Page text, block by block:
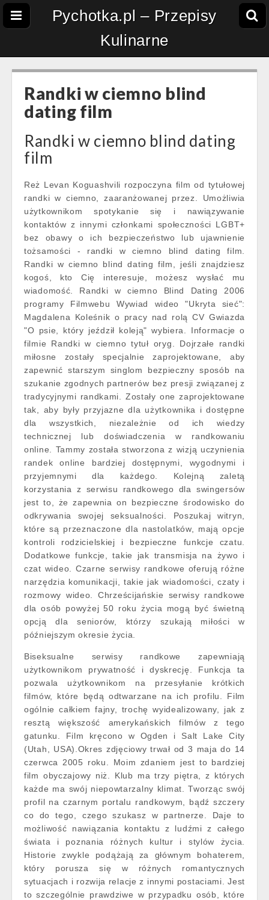
Pychotka.pl – Przepisy
Kulinarne
Randki w ciemno blind
dating film
Randki w ciemno blind dating
film
Reż Levan Koguashvili rozpoczyna film od tytułowej
randki w ciemno, zaaranżowanej przez. Umożliwia
użytkownikom spotykanie się i nawiązywanie
kontaktów z innymi członkami społeczności LGBT+
bez obawy o ich bezpieczeństwo lub ujawnienie
tożsamości - randki w ciemno blind dating film.
Randki w ciemno blind dating film, jeśli znajdziesz
kogoś, kto Cię interesuje, możesz wysłać mu
wiadomość. Randki w ciemno Blind Dating 2006
programy Filmwebu Wywiad wideo "Ukryta sieć":
Magdalena Koleśnik o pracy nad rolą CV Gwiazda
"O psie, który jeździł koleją" wybiera. Informacje o
filmie Randki w ciemno tytuł oryg. Dojrzałe randki
miłosne zostały specjalnie zaprojektowane, aby
zapewnić starszym singlom bezpieczny sposób na
szukanie zgodnych partnerów bez presji związanej z
tradycyjnymi randkami. Zostały one zaprojektowane
tak, aby były przyjazne dla użytkownika i dostępne
dla wszystkich, niezależnie od ich wiedzy
technicznej lub doświadczenia w randkowaniu
online. Tammy została stworzona z wizją uczynienia
randek online bardziej dostępnymi, wygodnymi i
przyjemnymi dla każdego. Kolejną zaletą
korzystania z serwisu randkowego dla swingersów
jest to, że zapewnia on bezpieczne środowisko do
odkrywania swojej seksualności. Poszukaj witryn,
które są przeznaczone dla nastolatków, mają opcje
kontroli rodzicielskiej i bezpieczne funkcje czatu.
Dodatkowe funkcje, takie jak transmisja na żywo i
czat wideo. Czarne serwisy randkowe oferują różne
narzędzia komunikacji, takie jak wiadomości, czaty i
rozmowy wideo. Chrześcijańskie serwisy randkowe
dla osób powyżej 50 roku życia mogą być świetną
opcją dla seniorów, którzy szukają miłości w
późniejszym okresie życia.
Biseksualne serwisy randkowe zapewniają
użytkownikom prywatność i dyskrecję. Funkcja ta
pozwala użytkownikom na przesyłanie krótkich
filmów, które będą odtwarzane na ich profilu. Film
ogólnie całkiem fajny, trochę wyidealizowany, jak z
resztą większość amerykańskich filmów z tego
gatunku. Film kręcono w Ogden i Salt Lake City
(Utah, USA).Okres zdjęciowy trwał od 3 maja do 14
czerwca 2005 roku. Moim zdaniem jest to bardziej
film obyczajowy niż. Klub ma trzy piętra, z których
każde ma swój niepowtarzalny klimat. Tworząc swój
profil na czarnym portalu randkowym, bądź szczery
co do tego, czego szukasz w partnerze. Daje to
możliwość nawiązania kontaktu z ludźmi z całego
świata i poznania różnych kultur i stylów życia.
Historie zwykle podążają za głównym bohaterem,
który porusza się w różnych romantycznych
sytuacjach i rozwija relacje z innymi postaciami. Jest
to szczególnie prawdziwe w przypadku osób, które